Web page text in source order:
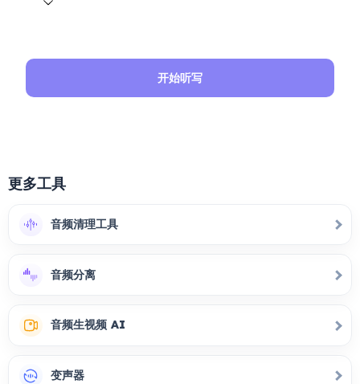
开始听写
更多工具
音频清理工具
音频分离
音频生视频 AI
变声器